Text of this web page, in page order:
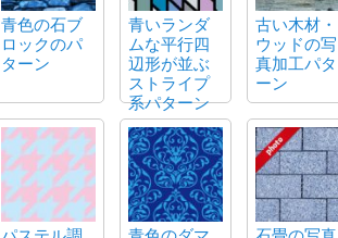
青色の石ブ
ロックのパ
ターン
青いランダ
ムな平行四
辺形が並ぶ
ストライプ
系パターン
古い木材・
ウッドの写
真加工パタ
ーン